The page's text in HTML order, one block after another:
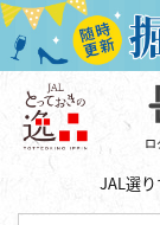
JAL選り